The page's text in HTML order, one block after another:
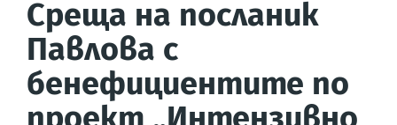
Среща на посланик
Павлова с
бенефициентите по